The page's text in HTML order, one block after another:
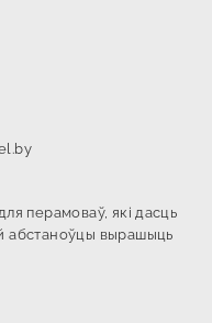
перамоваў, які дасць
абстаноўцы вырашыць